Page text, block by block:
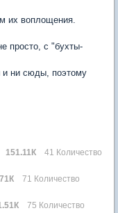
их воплощения.
просто, с "бухты-
и ни сюды, поэтому
151.11К
41 Количество
71 Количество
75 Количество